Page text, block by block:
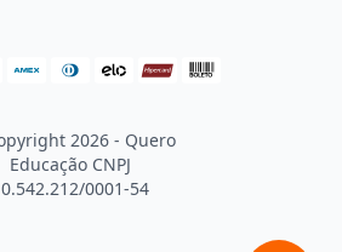
2026 - Quero
Educação CNPJ
0001-54